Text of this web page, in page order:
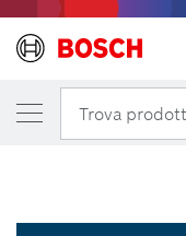
Trova
LA TUA VARIANTE
Lama PRO
2 607 018 012